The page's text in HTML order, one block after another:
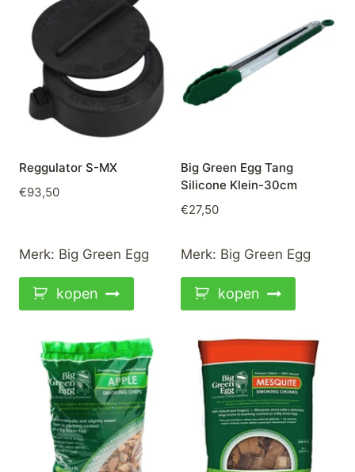
Reggulator S-MX
€93,50
Merk: Big Green Egg
kopen
Big Green Egg Tang
Silicone Klein-30cm
€27,50
Merk: Big Green Egg
kopen